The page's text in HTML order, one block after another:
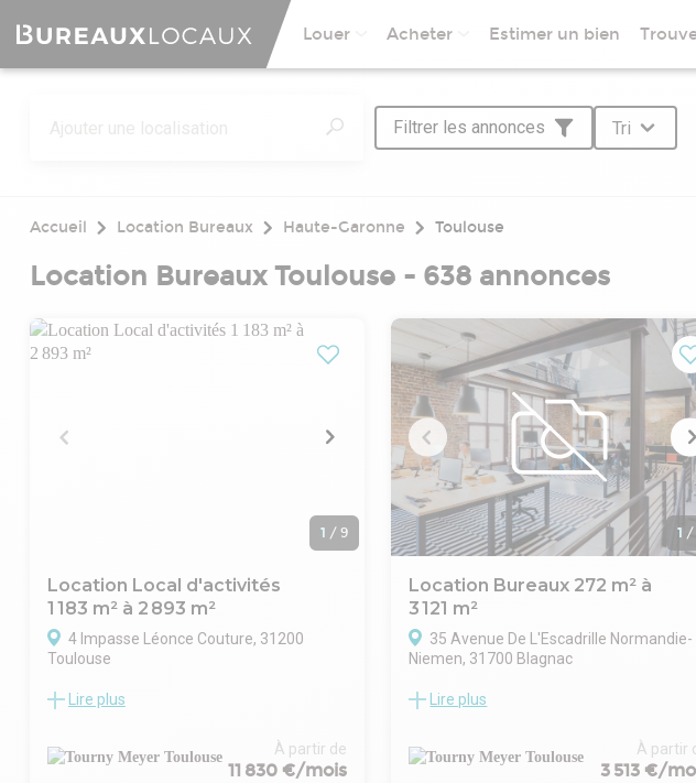
Louer Acheter Estimer un bien
Filtrer les annonces Tri
Accueil Location Bureaux Haute-Garonne Toulouse
Location Bureaux Toulouse - 638 annonces
1 /9
Location Local d'activités
1 183 m² à 2 893 m²
4 Impasse Léonce Couture, 31200
Toulouse
Situé dans la ZA de Montblanc, TOURNY
qui bénéficie d'une localisation stratégique
au Nord-Est de la ville, avec un accès rapide
Lire plus
À partir de
11 830 €/mois
1 /
Location Bureaux 272 m² à
3 121 m²
35 Avenue De L'Escadrille Normandie-
Niemen, 31700 Blagnac
TOURNY MEYER propose un Immeuble
louer (voir tableau surfaces), au coeur de
Zone du Grand Noble de BLAGNAC, sur
Lire plus
À partir
3 513 €/